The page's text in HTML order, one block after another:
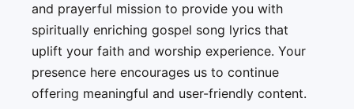
and prayerful mission to provide you with
spiritually enriching gospel song lyrics that
uplift your faith and worship experience. Your
presence here encourages us to continue
offering meaningful and user-friendly content.